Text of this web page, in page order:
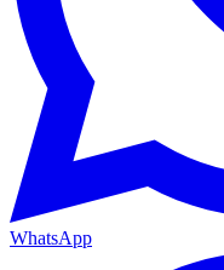
WhatsApp